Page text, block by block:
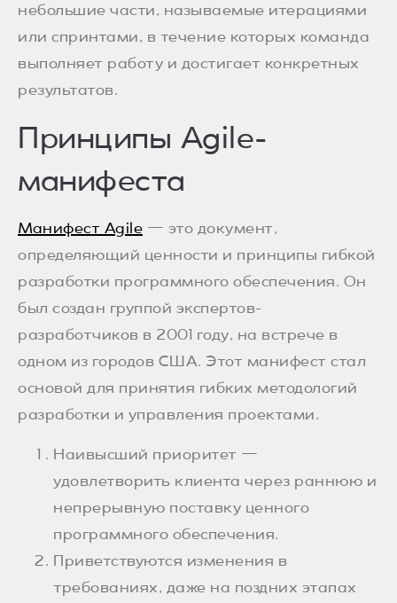
небольшие части, называемые итерациями
или спринтами, в течение которых команда
выполняет работу и достигает конкретных
результатов.
Принципы Agile-
манифеста
Манифест Agile — это документ,
определяющий ценности и принципы гибкой
разработки программного обеспечения. Он
был создан группой экспертов-
разработчиков в 2001 году, на встрече в
одном из городов США. Этот манифест стал
основой для принятия гибких методологий
разработки и управления проектами.
Наивысший приоритет —
удовлетворить клиента через раннюю и
непрерывную поставку ценного
программного обеспечения.
Приветствуются изменения в
требованиях, даже на поздних этапах